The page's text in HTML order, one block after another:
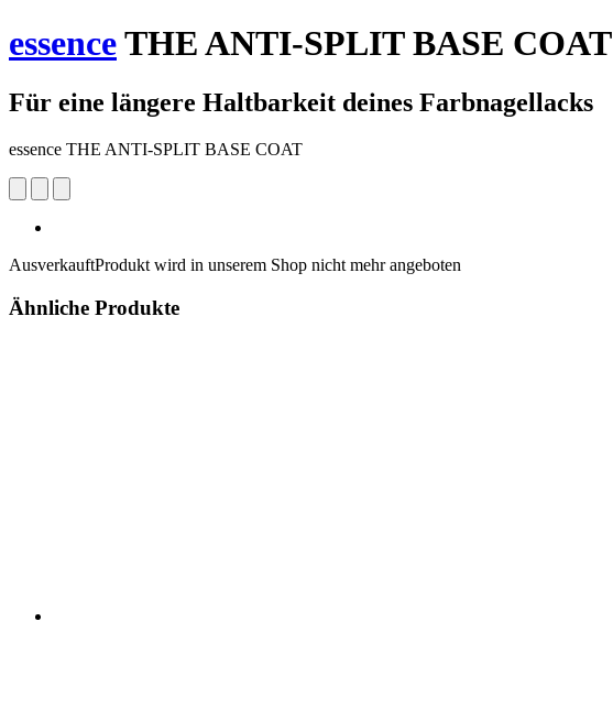
essenceTHE ANTI-SPLIT BASE COAT
Für eine längere Haltbarkeit deines Farbnagellacks
essence THE ANTI-SPLIT BASE COAT
AusverkauftProdukt wird in unserem Shop nicht mehr angeboten
Ähnliche Produkte